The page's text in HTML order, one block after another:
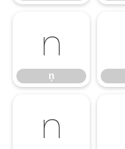
ņ
ņ
ŉ